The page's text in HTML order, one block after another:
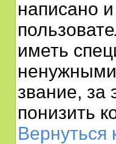
написано
иметь
звание, за
понизить
Вернуться